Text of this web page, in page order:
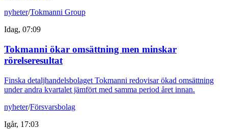
nyheter/Tokmanni Group
Idag, 07:09
Tokmanni ökar omsättning men minskar
rörelseresultat
Finska detaljhandelsbolaget Tokmanni redovisar ökad omsättning
under andra kvartalet jämfört med samma period året innan.
nyheter/Försvarsbolag
Igår, 17:03